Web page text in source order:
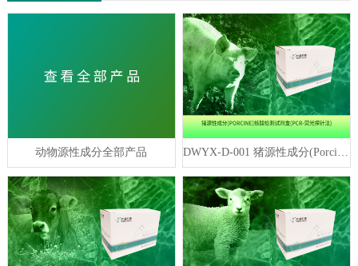
动物源性成分全部产品 DWYX-D-001 猪源性成分(Porcine)